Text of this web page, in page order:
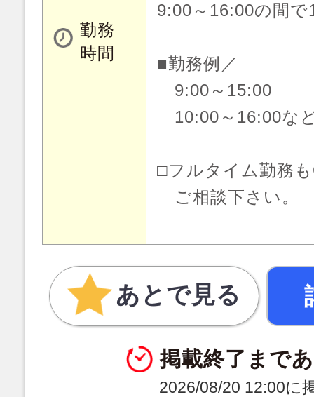
勤務
時間
9:00～16:00の間で
■勤務例／
9:00～15:00
10:00～16:00な
□フルタイム勤務
ご相談下さい。
あとで見る
掲載終了まで
2026/08/20 12:00に